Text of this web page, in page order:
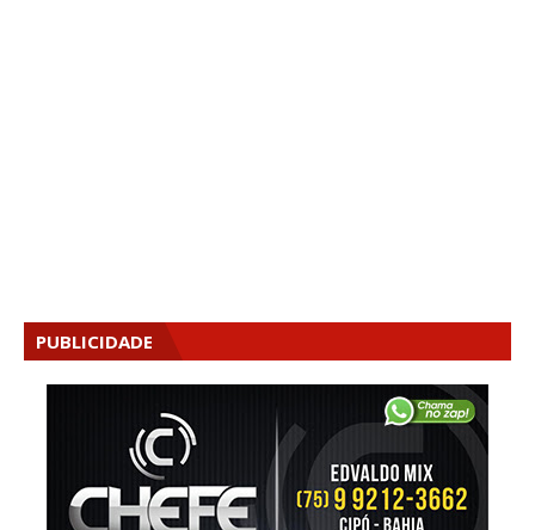
PUBLICIDADE